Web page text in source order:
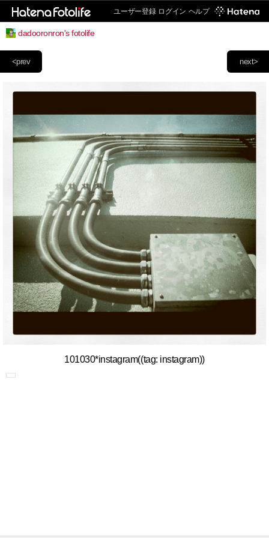
ユーザー登録 ログイン ヘルプ
dadooronron's fotolife
next>
<prev
101030*instagram((tag: instagram))